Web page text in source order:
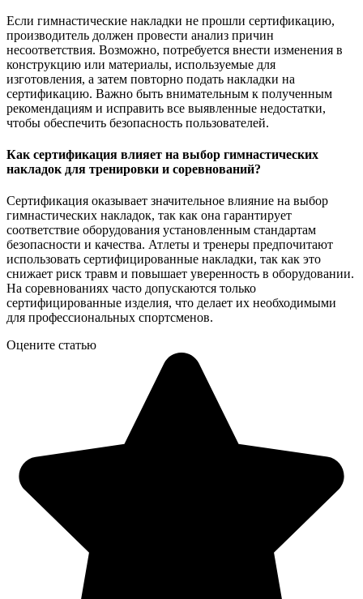
Если гимнастические накладки не прошли сертификацию,
производитель должен провести анализ причин
несоответствия. Возможно, потребуется внести изменения в
конструкцию или материалы, используемые для
изготовления, а затем повторно подать накладки на
сертификацию. Важно быть внимательным к полученным
рекомендациям и исправить все выявленные недостатки,
чтобы обеспечить безопасность пользователей.
Как сертификация влияет на выбор гимнастических
накладок для тренировки и соревнований?
Сертификация оказывает значительное влияние на выбор
гимнастических накладок, так как она гарантирует
соответствие оборудования установленным стандартам
безопасности и качества. Атлеты и тренеры предпочитают
использовать сертифицированные накладки, так как это
снижает риск травм и повышает уверенность в оборудовании.
На соревнованиях часто допускаются только
сертифицированные изделия, что делает их необходимыми
для профессиональных спортсменов.
Оцените статью